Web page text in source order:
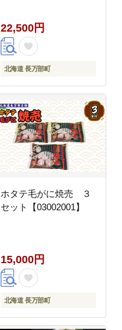
22,500円
北海道 長万部町
ホタテ毛がに焼売 ３
セット【03002001】
15,000円
北海道 長万部町